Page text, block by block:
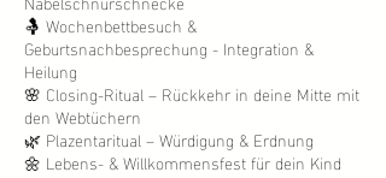
🤱 Wochenbettbesuch &
Geburtsnachbesprechung - Integration &
Heilung
🌸 Closing-Ritual – Rückkehr in deine Mitte mit
den Webtüchern
🌿 Plazentaritual – Würdigung & Erdnung
🌼 Lebens- & Willkommensfest für dein Kind​